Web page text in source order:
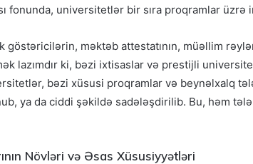
fonunda, universitetlər bir sıra proqramlar
göstəricilərin, məktəb attestatının, müəllim
lazımdır ki, bəzi ixtisaslar və prestijli
bəzi xüsusi proqramlar və beynəlxalq
ya da ciddi şəkildə sadələşdirilib. Bu, həm
Növləri və Əsas Xüsusiyyətləri